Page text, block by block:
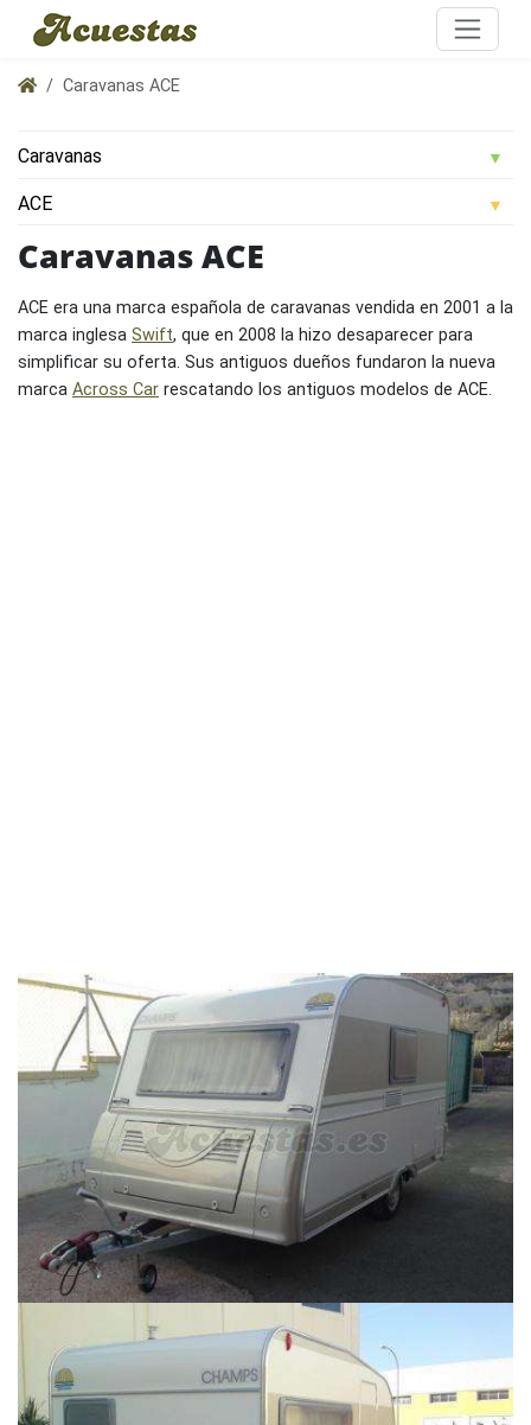
Caravanas ACE
Caravanas ACE
ACE era una marca española de caravanas vendida en 2001 a la
marca inglesa Swift, que en 2008 la hizo desaparecer para
simplificar su oferta. Sus antiguos dueños fundaron la nueva
marca Across Car rescatando los antiguos modelos de ACE.